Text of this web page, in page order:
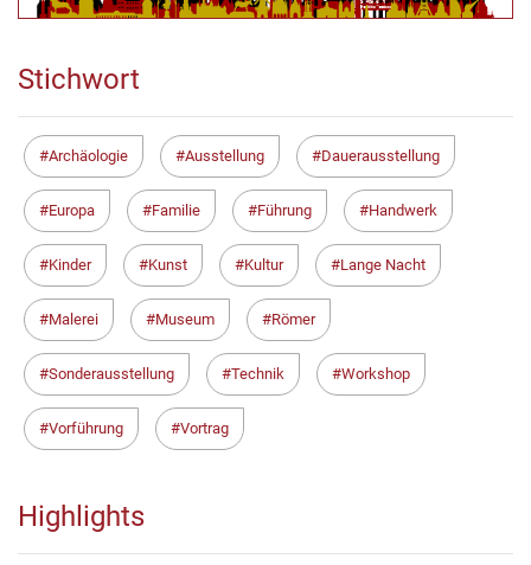
Stichwort
Archäologie Ausstellung Dauerausstellung
Europa Familie Führung Handwerk
Kinder Kunst Kultur Lange Nacht
Malerei Museum Römer
Sonderausstellung Technik Workshop
Vorführung Vortrag
Highlights